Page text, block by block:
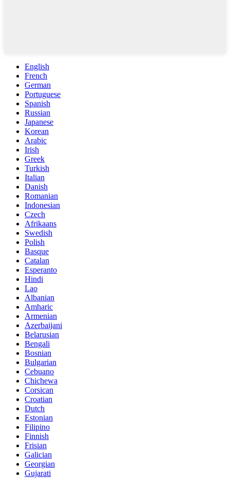
English
French
German
Portuguese
Spanish
Russian
Japanese
Korean
Arabic
Irish
Greek
Turkish
Italian
Danish
Romanian
Indonesian
Czech
Afrikaans
Swedish
Polish
Basque
Catalan
Esperanto
Hindi
Lao
Albanian
Amharic
Armenian
Azerbaijani
Belarusian
Bengali
Bosnian
Bulgarian
Cebuano
Chichewa
Corsican
Croatian
Dutch
Estonian
Filipino
Finnish
Frisian
Galician
Georgian
Gujarati